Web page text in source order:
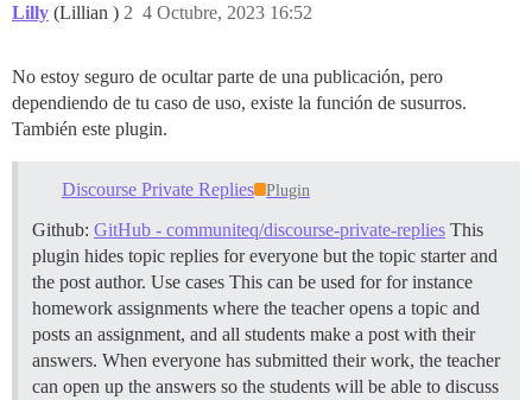
Lilly (Lillian ) 4 Octubre, 2023 16:52
2
No estoy seguro de ocultar parte de una publicación, pero
dependiendo de tu caso de uso, existe la función de susurros.
También este plugin.
Discourse Private Replies Plugin
Github: GitHub - communiteq/discourse-private-replies This
plugin hides topic replies for everyone but the topic starter and
the post author. Use cases This can be used for for instance
homework assignments where the teacher opens a topic and
posts an assignment, and all students make a post with their
answers. When everyone has submitted their work, the teacher
can open up the answers so the students will be able to discuss